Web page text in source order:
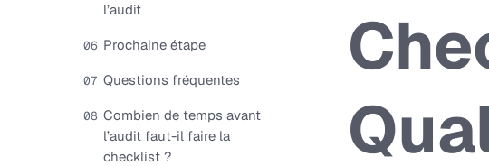
l’audit
06 Prochaine étape
07 Questions fréquentes
08 Combien de temps avant
l’audit faut-il faire la
checklist ?